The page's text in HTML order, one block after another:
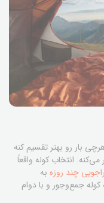
بار رو بهتر تقسیم کنه
انتخاب کوله واقعاً
چند روزه به
کوله جمع‌وجور و با دوام